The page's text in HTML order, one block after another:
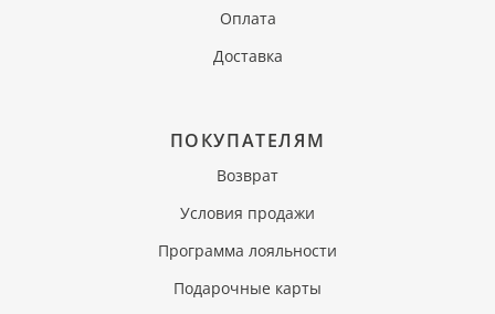
Оплата
Доставка
ПОКУПАТЕЛЯМ
Возврат
Условия продажи
Программа лояльности
Подарочные карты